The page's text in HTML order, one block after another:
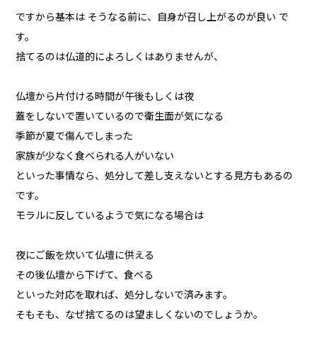
ですから基本は そうなる前に、自身が召し上がるのが良い で
す。
捨てるのは仏道的によろしくはありませんが、
仏壇から片付ける時間が午後もしくは夜
蓋をしないで置いているので衛生面が気になる
季節が夏で傷んでしまった
家族が少なく食べられる人がいない
といった事情なら、処分して差し支えないとする見方もあるの
です。
モラルに反しているようで気になる場合は
夜にご飯を炊いて仏壇に供える
その後仏壇から下げて、食べる
といった対応を取れば、処分しないで済みます。
そもそも、なぜ捨てるのは望ましくないのでしょうか。